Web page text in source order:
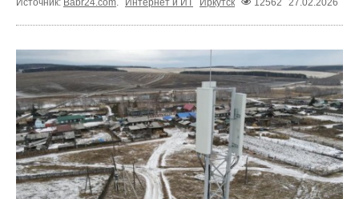
Источник: Babr24.com. Интернет и ИТ Иркутск 12562 27.02.2026